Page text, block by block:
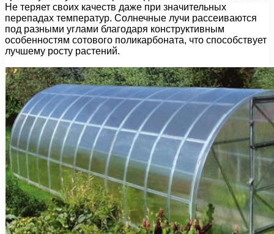
Не теряет своих качеств даже при значительных
перепадах температур. Солнечные лучи рассеиваются
под разными углами благодаря конструктивным
особенностям сотового поликарбоната, что способствует
лучшему росту растений.